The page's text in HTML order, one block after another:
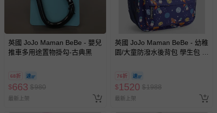
戲或活動點數等）。
已拆封之以下類型商品：
-個人衛生用品（例如尿布、貼身衣物、泳裝、襪子、地
墊、寢具類等）。
-新生兒親膚衣物（嬰幼兒包巾與背巾、包屁衣、學習
-接觸性孕哺產品（奶嘴、奶瓶、擠乳器、哺乳衣、托腹
帶束縛衣、餐搖椅等）。
-其他原廠盒裝商品封口處已貼上「不可拆封」，或具警
示字句等說明貼紙、封條者。
英國 JoJo Maman BeBe - 嬰兒
推車多用途置物掛勾-古典黑
68折
$663 $980
最新上架
英國 JoJo Maman BeBe - 幼稚
園/大童防潑水後背包 學生包 旅
76折
$1520 $1988
最新上架